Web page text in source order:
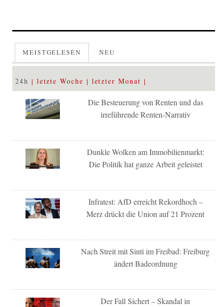
MEISTGELESEN NEU
24h letzte Woche letzter Monat
Die Besteuerung von Renten und das
irreführende Renten-Narrativ
Dunkle Wolken am Immobilienmarkt:
Die Politik hat ganze Arbeit geleistet
Infratest: AfD erreicht Rekordhoch –
Merz drückt die Union auf 21 Prozent
Nach Streit mit Sinti im Freibad: Freiburg
ändert Badeordnung
Der Fall Sichert – Skandal in